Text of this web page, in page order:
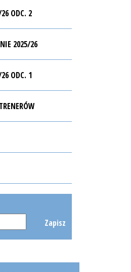
ODC. 2
2025/26
ODC. 1
Zapisz